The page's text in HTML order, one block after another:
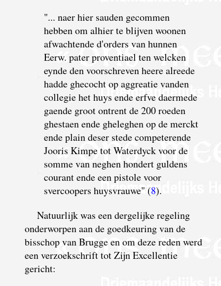
"... naer hier sauden gecommen
hebben om alhier te blijven woonen
afwachtende d'orders van hunnen
Eerw. pater proventiael ten welcken
eynde den voorschreven heere alreede
hadde ghecocht op aggreatie vanden
collegie het huys ende erfve daermede
gaende groot ontrent de 200 roeden
ghestaen ende gheleghen op de merckt
ende plain deser stede competerende
Jooris Kimpe tot Waterdyck voor de
somme van neghen hondert guldens
courant ende een pistole voor
svercoopers huysvrauwe" (8).
Natuurlijk was een dergelijke regeling
onderworpen aan de goedkeuring van de
bisschop van Brugge en om deze reden werd
een verzoekschrift tot Zijn Excellentie
gericht: